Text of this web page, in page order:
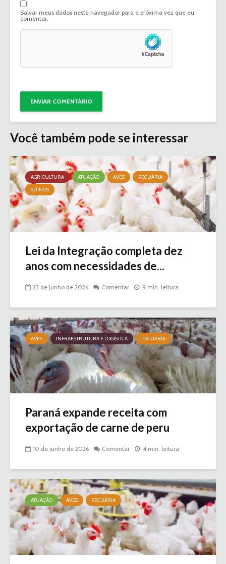
Salvar meus dados neste navegador para a próxima vez que eu
comentar.
Você também pode se interessar
AGRICULTURA ATUAÇÃO AVES
PECUÁRIA
SUÍNOS
Lei da Integração completa dez
anos com necessidades de...
23 de junho de 2026 Comentar 9 min. leitura
AVES INFRAESTRUTURA E LOGÍSTICA PECUÁRIA
Paraná expande receita com
exportação de carne de peru
10 de junho de 2026 Comentar 4 min. leitura
ATUAÇÃO AVES PECUÁRIA